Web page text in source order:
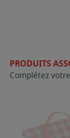
PRODUITS
Complétez